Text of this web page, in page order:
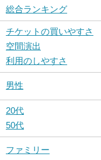
総合ランキング
チケットの買いやすさ
空間演出
利用のしやすさ
男性
20代
50代
ファミリー